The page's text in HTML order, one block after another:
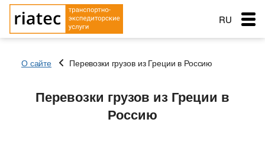
RU
О сайте Перевозки грузов из Греции в Россию
Перевозки грузов из Греции в
Россию
Страна загрузки
Страна загрузки